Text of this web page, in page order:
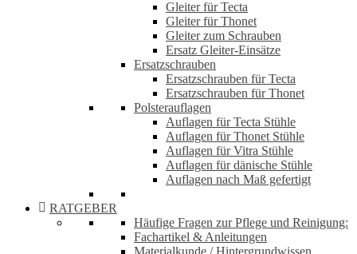
Gleiter für Tecta
Gleiter für Thonet
Gleiter zum Schrauben
Ersatz Gleiter-Einsätze
Ersatzschrauben
Ersatzschrauben für Tecta
Ersatzschrauben für Thonet
Polsterauflagen
Auflagen für Tecta Stühle
Auflagen für Thonet Stühle
Auflagen für Vitra Stühle
Auflagen für dänische Stühle
Auflagen nach Maß gefertigt
RATGEBER
Häufige Fragen zur Pflege und Reinigung:
Fachartikel & Anleitungen
Materialkunde / Hintergrundwissen